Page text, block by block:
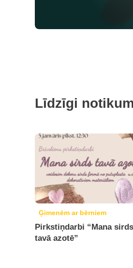
Līdzīgi
Ģimenēm ar bērniem
Pirkstiņdarbi “Mana sirds
tavā azotē”